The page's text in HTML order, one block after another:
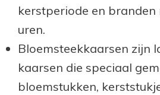
kerstperiode en
uren.
Bloemsteekkaarsen zijn
kaarsen die speciaal
bloemstukken,